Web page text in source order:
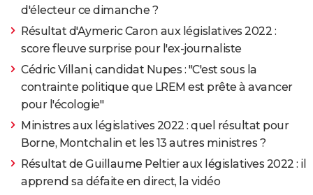
d'électeur ce dimanche ?
Résultat d'Aymeric Caron aux législatives 2022 :
score fleuve surprise pour l'ex-journaliste
Cédric Villani, candidat Nupes : "C'est sous la
contrainte politique que LREM est prête à avancer
pour l'écologie"
Ministres aux législatives 2022 : quel résultat pour
Borne, Montchalin et les 13 autres ministres ?
Résultat de Guillaume Peltier aux législatives 2022 : il
apprend sa défaite en direct, la vidéo